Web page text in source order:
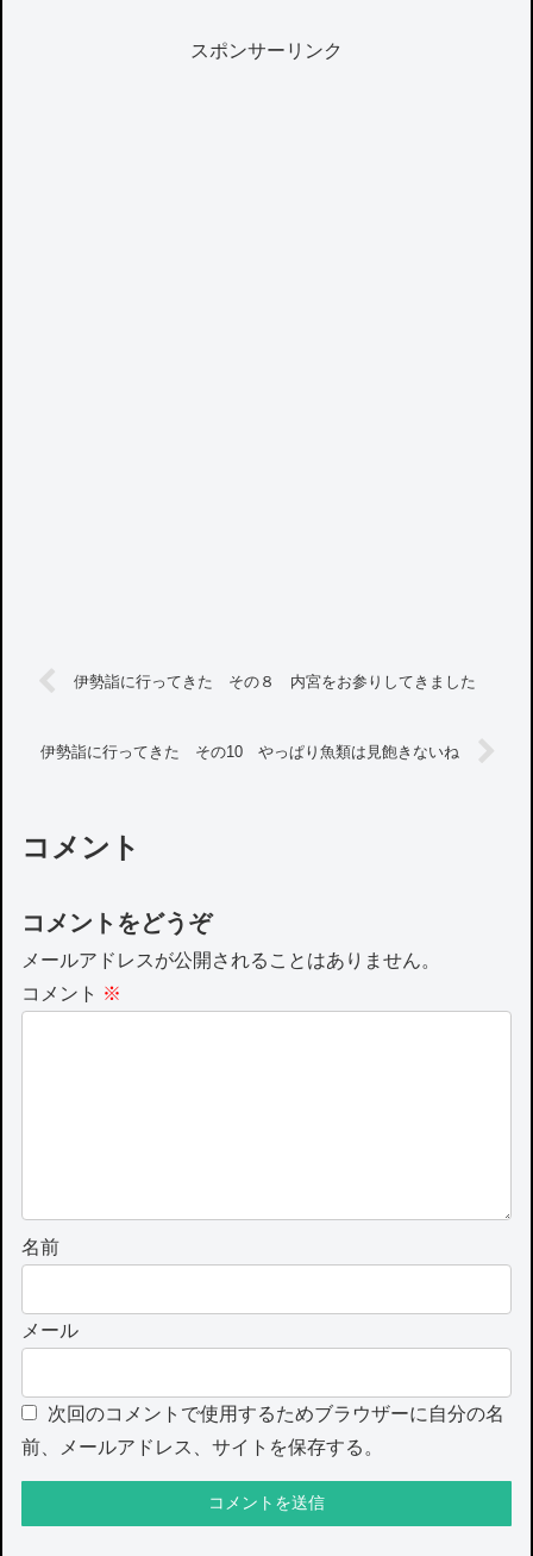
スポンサーリンク
伊勢詣に行ってきた その８ 内宮をお参りしてきました
伊勢詣に行ってきた その10 やっぱり魚類は見飽きないね
コメント
コメントをどうぞ
メールアドレスが公開されることはありません。
コメント ※
名前
メール
次回のコメントで使用するためブラウザーに自分の名
前、メールアドレス、サイトを保存する。